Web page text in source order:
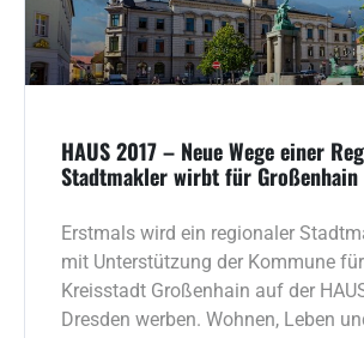
HAUS 2017 – Neue Wege einer
Stadtmakler wirbt für Großenhain
Erstmals wird ein regionaler
mit Unterstützung der Kommune
Kreisstadt Großenhain auf der
Dresden werben. Wohnen, Leben